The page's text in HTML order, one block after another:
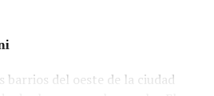
historia de (no)
del oeste de la ciudad